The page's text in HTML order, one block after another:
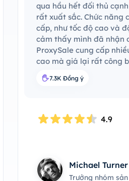
qua hầu hết đối thủ cạnh
rất xuất sắc. Chức năng
cấp, như tốc độ cao và độ
cảm thấy mình đã nhận
ProxySale cung cấp
cao mà giá lại rất công
xu của nó đều xứng đáng.
7.3K Đồng ý
4.9
Michael Turner
Trưởng nhóm sản